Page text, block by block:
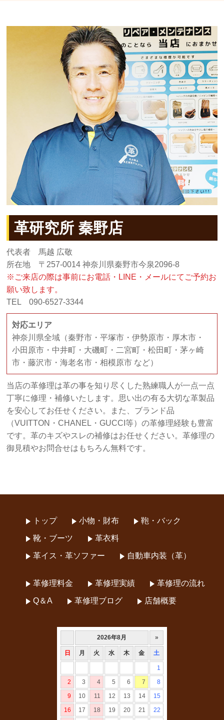
革研究所 秦野店
代表者 馬越 広敬
所在地 〒257-0014 神奈川県秦野市今泉2096-8
※ご来店の際は事前にお電話・LINE・メールにてご予約お
願い致します。
TEL 090-6527-3344
対応エリア
神奈川県全域（秦野市・平塚市・伊勢原市・厚木市・
小田原市・中井町・大磯町・二宮町・松田町・茅ヶ崎
市・藤沢市・海老名市・相模原市 など）
当店の革修理は革の事を知り尽くした熟練職人が一点一点
丁寧に修理・補修いたします。思い出の有る大切な革製品
を安心してお任せください。また、ブランド品
（VUITTON・CHANEL・GUCCI等）の革修理経験も豊富
です。革のキズやスレの補修はお任せください。革修理の
御見積やお問合せはもちろん無料です。
トップ 小物・財布 鞄・バック
靴・ブーツ 革衣料
革イス・革ソファー 自動車内装（革）
革修理料金 革修理実績 革修理の流れ
Q＆A 革修理ブログ 店舗概要